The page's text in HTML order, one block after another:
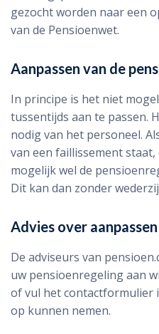
gezocht worden naar een
van de Pensioenwet.
Aanpassen van de
In principe is het niet
tussentijds aan te passen.
nodig van het personeel.
van een faillissement
mogelijk wel de
Dit kan dan zonder
Advies over
De adviseurs van
uw pensioenregeling aan
of vul het contactformulier
op kunnen nemen.